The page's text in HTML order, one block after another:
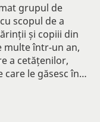
grupul de
scopul de a
și copiii din
multe într-un an,
a cetățenilor,
care le găsesc în…